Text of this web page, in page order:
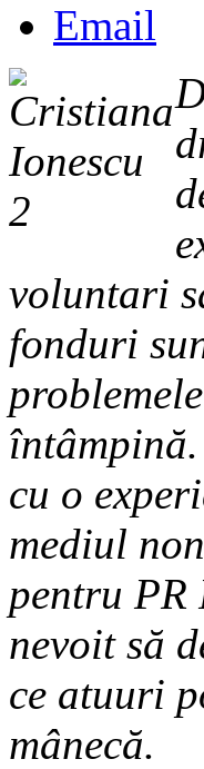
Email
voluntari
fonduri
cu o
mediul
pentru PR
nevoit să
ce atuuri
mânecă.